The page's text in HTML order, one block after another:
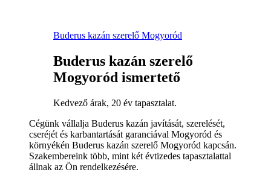
Buderus kazán szerelő Mogyoród
Buderus kazán szerelő
Mogyoród ismertető
Kedvező árak, 20 év tapasztalat.
Cégünk vállalja Buderus kazán javítását, szerelését,
cseréjét és karbantartását garanciával Mogyoród és
környékén Buderus kazán szerelő Mogyoród kapcsán.
Szakembereink több, mint két évtizedes tapasztalattal
állnak az Ön rendelkezésére.